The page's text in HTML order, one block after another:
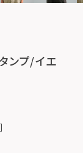
ンプ/イエ